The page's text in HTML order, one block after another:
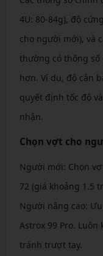
4U: 80-84g), độ
cho người mới), và
thường có thông
hơn. Ví dụ, độ cân
quyết định tốc độ
nhận.
Chọn vợt cho
Người mới: Chọn
72 (giá khoảng 1.5
Người nâng cao:
Astrox 99 Pro. Luôn
tránh trượt tay.